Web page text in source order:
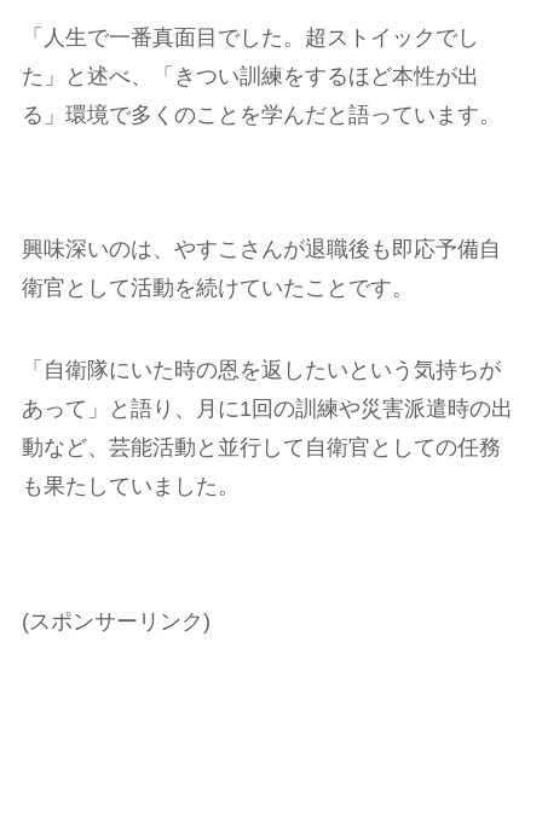
「人生で一番真面目でした。超ストイックでし
た」と述べ、「きつい訓練をするほど本性が出
る」環境で多くのことを学んだと語っています。
興味深いのは、やすこさんが退職後も即応予備自
衛官として活動を続けていたことです。
「自衛隊にいた時の恩を返したいという気持ちが
あって」と語り、月に1回の訓練や災害派遣時の出
動など、芸能活動と並行して自衛官としての任務
も果たしていました。
(スポンサーリンク)